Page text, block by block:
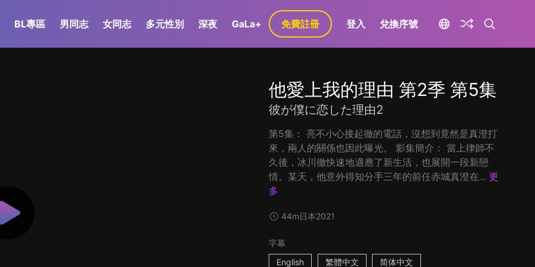
BL專區 男同志 女同志 多元性別 深夜 GaLa+ 免費註冊 登入 兌換序號
他愛上我的理由 第2季 第5集
彼が僕に恋した理由2
第5集： 亮不小心接起徹的電話，沒想到竟然是真澄打
來，兩人的關係也因此曝光。 影集簡介： 當上律師不
久後，冰川徹快速地適應了新生活，也展開一段新戀
情。某天，他意外得知分手三年的前任赤城真澄在... 更
多
44m日本2021
字幕
English
繁體中文 简体中文